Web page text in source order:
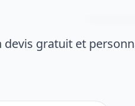
gratuit et